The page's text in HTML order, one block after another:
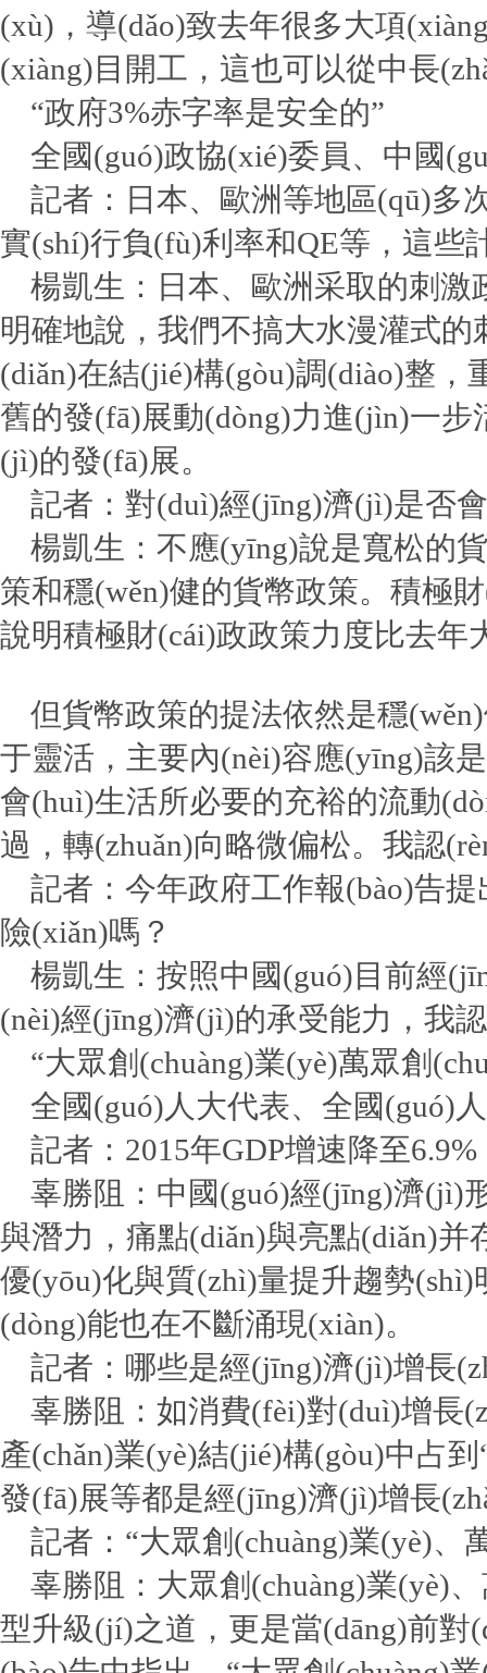
(xù)，導(dǎo)致去年很多大項
(xiàng)目開工，這也可以從中長
“政府3%赤字率是安全的”
全國(guó)政協(xié)委員、中國
記者：日本、歐洲等地區(qū)多
實(shí)行負(fù)利率和QE等，這些
楊凱生：日本、歐洲采取的刺激
明確地說，我們不搞大水漫灌式
(diǎn)在結(jié)構(gòu)調(diào)整
舊的發(fā)展動(dòng)力進(jìn)一
(jì)的發(fā)展。
記者：對(duì)經(jīng)濟(jì)是否
楊凱生：不應(yīng)說是寬松的
策和穩(wěn)健的貨幣政策。積極
說明積極財(cái)政政策力度比去年
但貨幣政策的提法依然是穩
于靈活，主要內(nèi)容應(yīng)該
會(huì)生活所必要的充裕的流動
過，轉(zhuǎn)向略微偏松。我認
記者：今年政府工作報(bào)告提
險(xiǎn)嗎？
楊凱生：按照中國(guó)目前經
(nèi)經(jīng)濟(jì)的承受能力，我
“大眾創(chuàng)業(yè)萬眾創
全國(guó)人大代表、全國(guó)
記者：2015年GDP增速降至
辜勝阻：中國(guó)經(jīng)濟(jì)
與潛力，痛點(diǎn)與亮點(diǎn)
優(yōu)化與質(zhì)量提升趨勢
(dòng)能也在不斷涌現(xiàn)。
記者：哪些是經(jīng)濟(jì)增長
辜勝阻：如消費(fèi)對(duì)增長
產(chǎn)業(yè)結(jié)構(gòu)中占
發(fā)展等都是經(jīng)濟(jì)增長
記者：“大眾創(chuàng)業(yè)、
辜勝阻：大眾創(chuàng)業(yè)
型升級(jí)之道，更是當(dāng)前